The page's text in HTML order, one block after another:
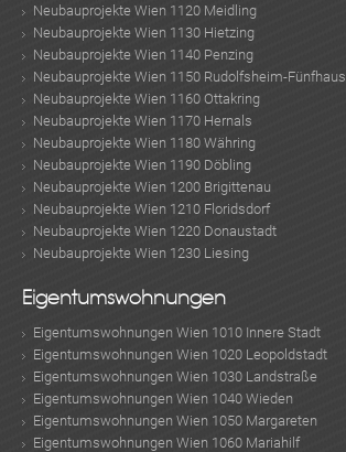
Neubauprojekte Wien 1120 Meidling
Neubauprojekte Wien 1130 Hietzing
Neubauprojekte Wien 1140 Penzing
Neubauprojekte Wien 1150 Rudolfsheim-Fünfhaus
Neubauprojekte Wien 1160 Ottakring
Neubauprojekte Wien 1170 Hernals
Neubauprojekte Wien 1180 Währing
Neubauprojekte Wien 1190 Döbling
Neubauprojekte Wien 1200 Brigittenau
Neubauprojekte Wien 1210 Floridsdorf
Neubauprojekte Wien 1220 Donaustadt
Neubauprojekte Wien 1230 Liesing
Eigentumswohnungen
Eigentumswohnungen Wien 1010 Innere Stadt
Eigentumswohnungen Wien 1020 Leopoldstadt
Eigentumswohnungen Wien 1030 Landstraße
Eigentumswohnungen Wien 1040 Wieden
Eigentumswohnungen Wien 1050 Margareten
Eigentumswohnungen Wien 1060 Mariahilf